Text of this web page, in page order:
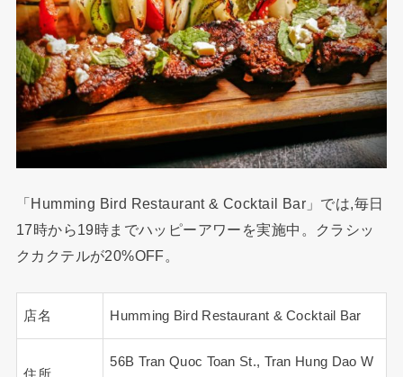
「Humming Bird Restaurant & Cocktail Bar」では,毎日
17時から19時までハッピーアワーを実施中。クラシッ
クカクテルが20%OFF。
店名 Humming Bird Restaurant & Cocktail Bar
56B Tran Quoc Toan St., Tran Hung Dao W